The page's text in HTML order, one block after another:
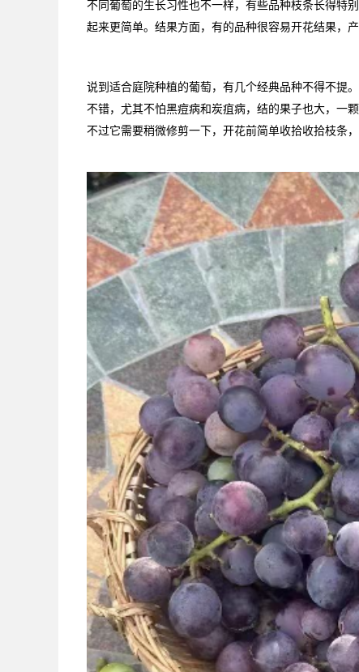
不同葡萄的生长习性也不一样，有些品种枝条长得特
起来更简单。结果方面，有的品种很容易开花结果，
说到适合庭院种植的葡萄，有几个经典品种不得不提
不错，尤其不怕黑痘病和炭疽病，结的果子也大，一
不过它需要稍微修剪一下，开花前简单收拾收拾枝条，